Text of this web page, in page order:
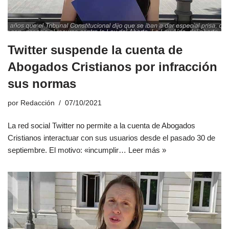
Twitter suspende la cuenta de
Abogados Cristianos por infracción
sus normas
por Redacción 07/10/2021
La red social Twitter no permite a la cuenta de Abogados
Cristianos interactuar con sus usuarios desde el pasado 30 de
septiembre. El motivo: «incumplir… Leer más »